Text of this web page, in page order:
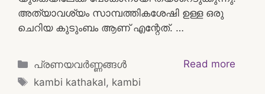
അത്യാവശ്യം സാമ്പത്തികശേഷി ഉള്ള ഒരു
ചെറിയ കുടുംബം ആണ് എന്റേത്. …
Read more
Categories
പ്രണയവർണ്ണങ്ങൾ
Tags
kambi kathakal, kambi